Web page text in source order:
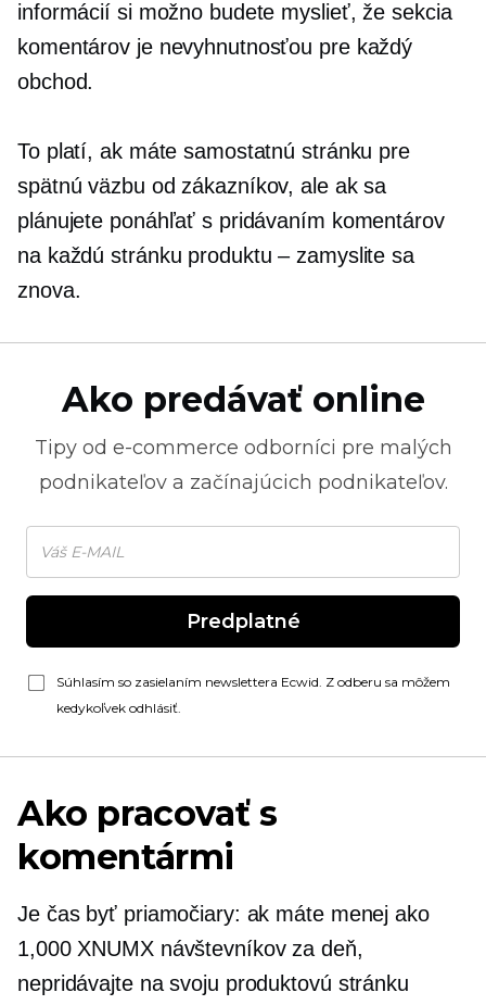
informácií si možno budete myslieť, že sekcia
komentárov je nevyhnutnosťou pre každý
obchod.
To platí, ak máte samostatnú stránku pre
spätnú väzbu od zákazníkov, ale ak sa
plánujete ponáhľať s pridávaním komentárov
na každú stránku produktu – zamyslite sa
znova.
Ako predávať online
Tipy od e-commerce odborníci pre malých
podnikateľov a začínajúcich podnikateľov.
Predplatné
Súhlasím so zasielaním newslettera Ecwid. Z odberu sa môžem
kedykoľvek odhlásiť.
Ako pracovať s
komentármi
Je čas byť priamočiary: ak máte menej ako
1,000 XNUMX návštevníkov za deň,
nepridávajte na svoju produktovú stránku